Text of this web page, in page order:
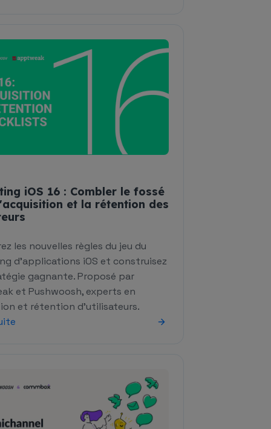
iOS 16 : Combler le fossé
et la rétention des
les nouvelles règles du jeu du
d'applications iOS et construisez
gagnante. Proposé par
et Pushwoosh, experts en
et rétention d'utilisateurs.